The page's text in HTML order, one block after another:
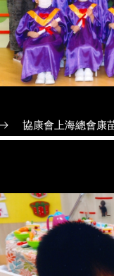
協康會上海總會康